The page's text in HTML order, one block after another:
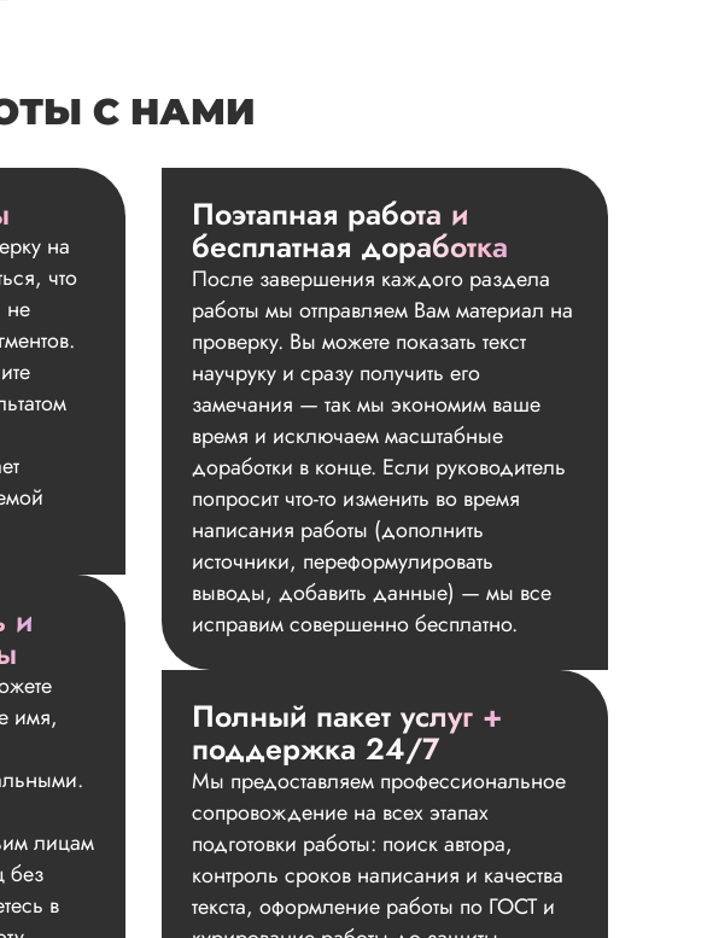
С НАМИ
на
что
не
и
имя,
лицам
без
в
Поэтапная работа и
бесплатная доработка
После завершения каждого раздела
работы мы отправляем Вам материал на
проверку. Вы можете показать текст
научруку и сразу получить его
замечания — так мы экономим ваше
время и исключаем масштабные
доработки в конце. Если руководитель
попросит что-то изменить во время
написания работы (дополнить
источники, переформулировать
выводы, добавить данные) — мы все
исправим совершенно бесплатно.
Полный пакет услуг +
поддержка 24/7
Мы предоставляем профессиональное
сопровождение на всех этапах
подготовки работы: поиск автора,
контроль сроков написания и качества
текста, оформление работы по ГОСТ и